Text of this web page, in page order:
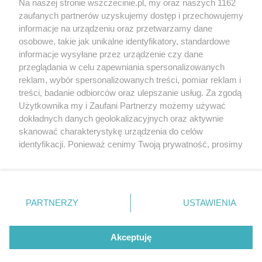
Więcej
20. urodzin portalu
wSzczecinie.pl
Regulamin konkursów
śniadaniówka "Hej
Szczecin! Jest piątek!"
Partnerzy
Praca Szczecin
© 2026 wSzczecinie.pl
Created by GOD
Na naszej stronie wszczecinie.pl, my oraz naszych 1162
zaufanych partnerów uzyskujemy dostęp i przechowujemy
informacje na urządzeniu oraz przetwarzamy dane
osobowe, takie jak unikalne identyfikatory, standardowe
informacje wysyłane przez urządzenie czy dane
przeglądania w celu zapewniania spersonalizowanych
reklam, wybór spersonalizowanych treści, pomiar reklam i
treści, badanie odbiorców oraz ulepszanie usług. Za zgodą
Użytkownika my i Zaufani Partnerzy możemy używać
dokładnych danych geolokalizacyjnych oraz aktywnie
skanować charakterystykę urządzenia do celów
identyfikacji. Ponieważ cenimy Twoją prywatność, prosimy
prywatności znajdujący się w lewym dolnym rogu strony
. Niektóre rodzaje przetwarzania danych nie wymagają
takiemu przetwarzaniu. Preferencje będą miały
zastosowania tylko na tej witrynie.
PARTNERZY USTAWIENIA
Akceptuję